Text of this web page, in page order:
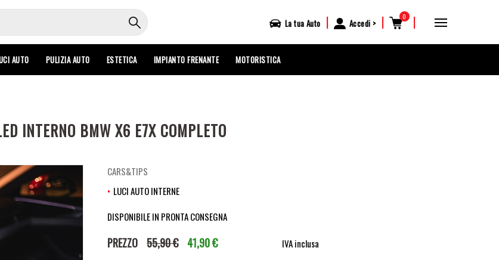
La tua Auto | Accedi | 0 |
AUTO PULIZIA AUTO ESTETICA IMPIANTO FRENANTE MOTORISTICA
INTERNO BMW X6 E7X COMPLETO
CARS&TIPS
LUCI AUTO INTERNE
DISPONIBILE IN PRONTA CONSEGNA
PREZZO 55,90 € 41,90 € IVA inclusa